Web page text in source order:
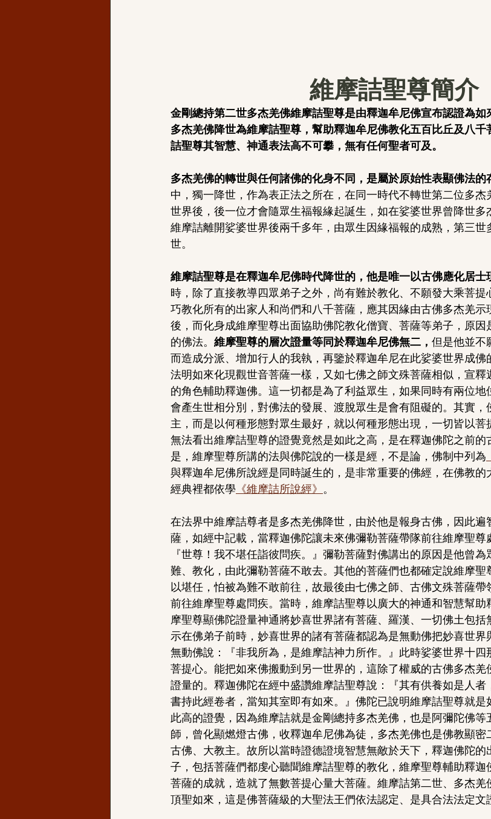
維摩詰聖尊簡介
金剛總持第二世多杰羌佛維摩詰聖尊是由釋迦牟尼佛宣布認證為如
多杰羌佛降世為維摩詰聖尊，幫助釋迦牟尼佛教化五百比丘及八
詰聖尊其智慧、神通表法高不可攀，無有任何聖者可及。
多杰羌佛的轉世與任何諸佛的化身不同，是屬於原始性表顯佛法的
中，獨一降世，作為表正法之所在，在同一時代不轉世第二位多杰
世界後，後一位才會隨眾生福報緣起誕生，如在娑婆世界曾降世多
維摩詰離開娑婆世界後兩千多年，由眾生因緣福報的成熟，第三世
世。
維摩詰聖尊是在釋迦牟尼佛時代降世的，他是唯一以古佛應化居士
時，除了直接教導四眾弟子之外，尚有難於教化、不願發大乘菩
巧教化所有的出家人和尚們和八千菩薩，應其因緣由古佛多杰羌
後，而化身成維摩聖尊出面協助佛陀教化僧寶、菩薩等弟子，原
的佛法。 維摩聖尊的層次證量等同於釋迦牟尼佛無二， 但是他並不
而造成分派、增加行人的我執，再鑒於釋迦牟尼在此娑婆世界成佛
法明如來化現觀世音菩薩一樣，又如七佛之師文殊菩薩相似，宣
的角色輔助釋迦佛。這一切都是為了利益眾生，如果同時有兩位地
會產生世相分別，對佛法的發展、渡脫眾生是會有阻礙的。其實，
主，而是以何種形態對眾生最好，就以何種形態出現，一切皆以菩
無法看出維摩詰聖尊的證覺竟然是如此之高，是在釋迦佛陀之前的
是，維摩聖尊所講的法與佛陀說的一樣是經，不是論，佛制中列為
與釋迦牟尼佛所說經是同時誕生的，是非常重要的佛經，在佛教的
經典裡都依學 《維摩詰所說經》 。
在法界中維摩詰尊者是多杰羌佛降世，由於他是報身古佛，因此
薩，如經中記載，當釋迦佛陀讓未來佛彌勒菩薩帶隊前往維摩聖尊
『世尊！我不堪任詣彼問疾。』彌勒菩薩對佛講出的原因是他曾
難、教化，由此彌勒菩薩不敢去。其他的菩薩們也都確定說維摩聖
以堪任，怕被為難不敢前往，故最後由七佛之師、古佛文殊菩薩
前往維摩聖尊處問疾。當時，維摩詰聖尊以廣大的神通和智慧幫助
摩聖尊顯佛陀證量神通將妙喜世界諸有菩薩、羅漢、一切佛土包
示在佛弟子前時，妙喜世界的諸有菩薩都認為是無動佛把妙喜世
無動佛說：『非我所為，是維摩詰神力所作。』此時娑婆世界十四
菩提心。能把如來佛搬動到另一世界的，這除了權威的古佛多杰
證量的。釋迦佛陀在經中盛讚維摩詰聖尊說：『其有供養如是人
書持此經卷者，當知其室即有如來。』佛陀已說明維摩詰聖尊就是
此高的證覺，因為維摩詰就是金剛總持多杰羌佛，也是阿彌陀佛等
師，曾化顯燃燈古佛，收釋迦牟尼佛為徒，多杰羌佛也是佛教顯密
古佛、大教主。故所以當時證德證境智慧無敵於天下，釋迦佛陀的
子，包括菩薩們都虔心聽聞維摩詰聖尊的教化，維摩聖尊輔助釋
菩薩的成就，造就了無數菩提心量大菩薩。維摩詰第二世、多杰
頂聖如來，這是佛菩薩級的大聖法王們依法認定、是具合法法定文